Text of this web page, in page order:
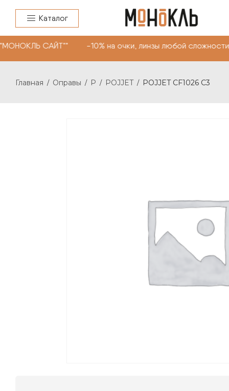
Каталог
САЙТ"" -10% на очки, линзы любой
Главная / Оправы / P / POJJET / POJJET CF1026 C3